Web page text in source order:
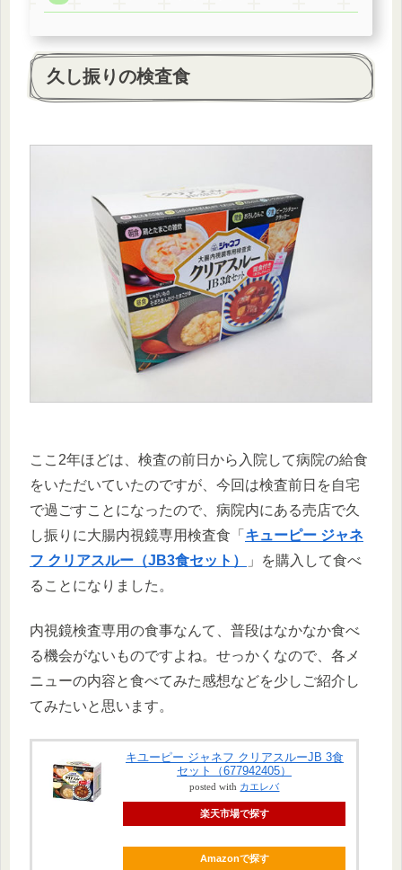
久し振りの検査食
ここ2年ほどは、検査の前日から入院して病院の給食
をいただいていたのですが、今回は検査前日を自宅
で過ごすことになったので、病院内にある売店で久
し振りに大腸内視鏡専用検査食「 キューピー ジャネ
フ クリアスルー（JB3食セット）
」を購入して食べ
ることになりました。
内視鏡検査専用の食事なんて、普段はなかなか食べ
る機会がないものですよね。せっかくなので、各メ
ニューの内容と食べてみた感想などを少しご紹介し
てみたいと思います。
キユーピー ジャネフ クリアスルーJB 3食
セット（677942405）
posted with カエレバ
楽天市場で探す
Amazonで探す